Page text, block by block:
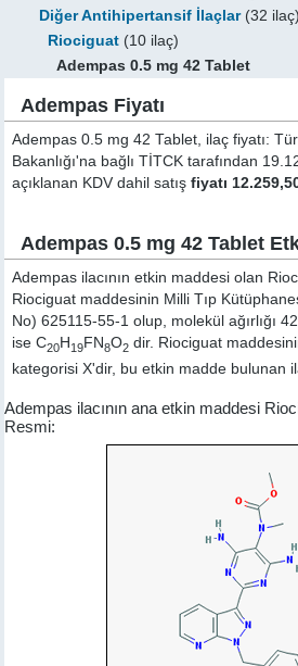
Diğer Antihipertansif İlaçlar(32 ilaç)
Riociguat (10 ilaç)
Adempas 0.5 mg 42 Tablet
Adempas Fiyatı
Adempas 0.5 mg 42 Tablet, ilaç fiyatı:
Bakanlığı'na bağlı TİTCK tarafından
açıklanan KDV dahil satışfiyatı
Adempas 0.5 mg 42 Tablet
Adempas ilacının etkin maddesi olan
Riociguat maddesinin Milli Tıp
No) 625115-55-1 olup, molekül ağırlığı
ise C20H 19FN8O2 dir. Riociguat
kategorisi X'dir, bu etkin madde bulunan
Adempas ilacının ana etkin maddesi
Resmi: